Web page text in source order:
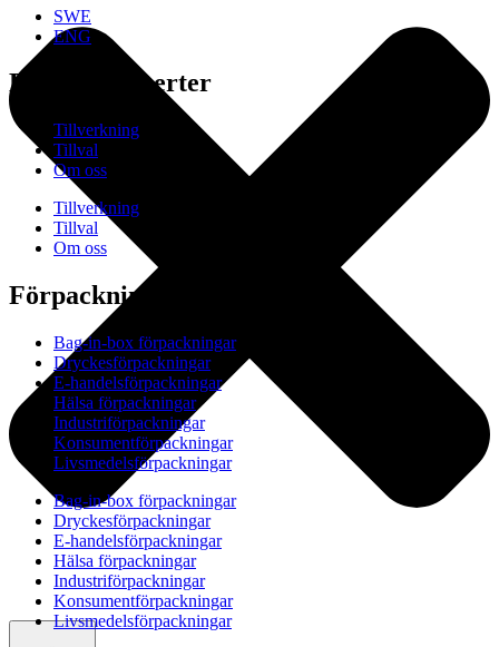
SWE
ENG
Erfarna Experter
Tillverkning
Tillval
Om oss
Tillverkning
Tillval
Om oss
Förpackningar
Bag-in-box förpackningar
Dryckesförpackningar
E-handelsförpackningar
Hälsa förpackningar
Industriförpackningar
Konsumentförpackningar
Livsmedelsförpackningar
Bag-in-box förpackningar
Dryckesförpackningar
E-handelsförpackningar
Hälsa förpackningar
Industriförpackningar
Konsumentförpackningar
Livsmedelsförpackningar